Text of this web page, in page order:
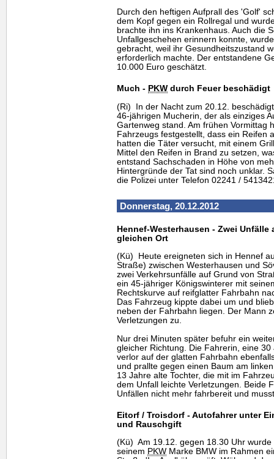
Durch den heftigen Aufprall des 'Golf'
dem Kopf gegen ein Rollregal und
brachte ihn ins Krankenhaus. Auch die
Unfallgeschehen erinnern konnte,
gebracht, weil ihr Gesundheitszustand
erforderlich machte. Der entstandene
10.000 Euro geschätzt.
Much - PKW durch Feuer beschädigt
(Ri) In der Nacht zum 20.12.
46-jährigen Mucherin, der als einziges
Gartenweg stand. Am frühen Vormittag
Fahrzeugs festgestellt, dass ein Reifen
hatten die Täter versucht, mit einem
Mittel den Reifen in Brand zu setzen,
entstand Sachschaden in Höhe von
Hintergründe der Tat sind noch unklar.
die Polizei unter Telefon 02241 /
Donnerstag, 20.12.2012
Hennef-Westerhausen - Zwei
gleichen Ort
(Kü) Heute ereigneten sich in Hennef
Straße) zwischen Westerhausen und
zwei Verkehrsunfälle auf Grund von
ein 45-jähriger Königswinterer mit
Rechtskurve auf reifglatter Fahrbahn
Das Fahrzeug kippte dabei um und
neben der Fahrbahn liegen. Der Mann
Verletzungen zu.
Nur drei Minuten später befuhr ein
gleicher Richtung. Die Fahrerin, eine
verlor auf der glatten Fahrbahn
und prallte gegen einen Baum am
13 Jahre alte Tochter, die mit im
dem Unfall leichte Verletzungen. Beide
Unfällen nicht mehr fahrbereit und
Eitorf / Troisdorf - Autofahrer unter
und Rauschgift
(Kü) Am 19.12. gegen 18.30 Uhr
seinem PKW Marke BMW im Rahmen